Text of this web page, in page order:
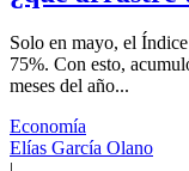
Solo en mayo, el
75%. Con esto,
meses del año...
Economía
Elías García Olano